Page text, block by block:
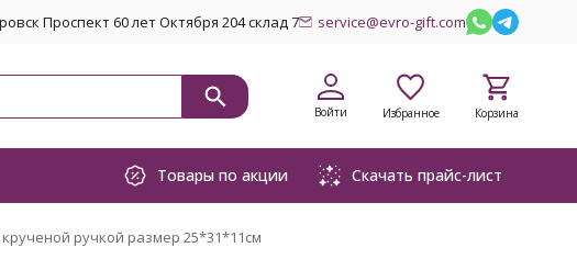
Проспект 60 лет Октября 204 склад 7 service@evro-gift.com
Войти Избранное Корзина
Товары по акции Скачать прайс-лист
ручкой размер 25*31*11см